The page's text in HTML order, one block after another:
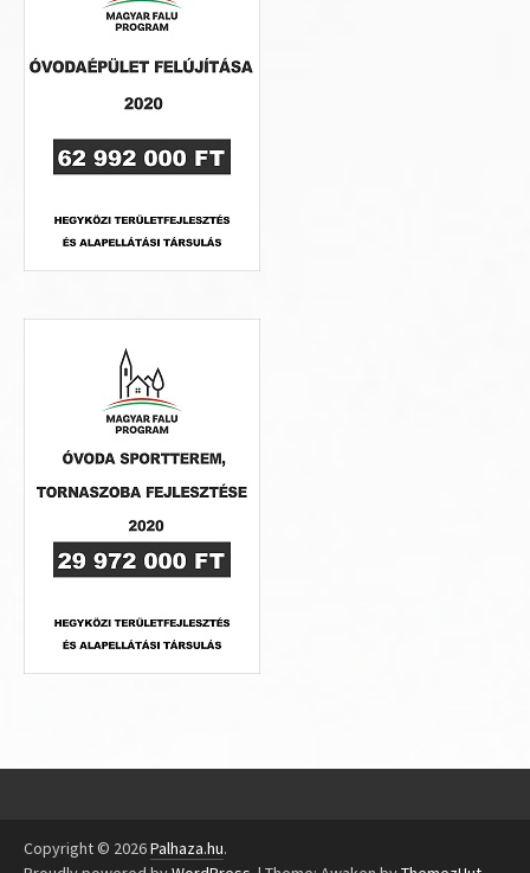
Copyright © 2026Palhaza.hu.